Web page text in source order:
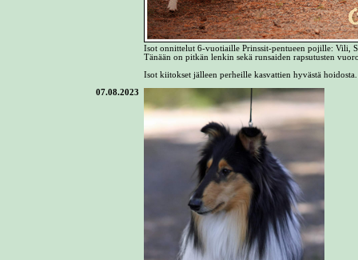
Isot onnittelut 6-vuotiaille Prinssit-pentueen pojille: Vili,
Tänään on pitkän lenkin sekä runsaiden rapsutusten
Isot kiitokset jälleen perheille kasvattien hyvästä
07.08.2023